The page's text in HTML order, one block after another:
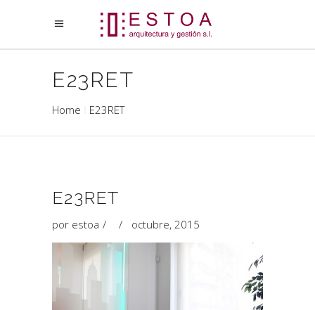
E23RET
Home E23RET
E23RET
por estoa octubre, 2015